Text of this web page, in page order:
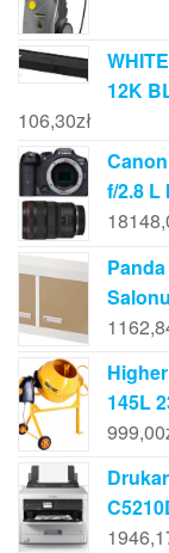
12K
106,30zł
f/2.8 L
145L
999,00